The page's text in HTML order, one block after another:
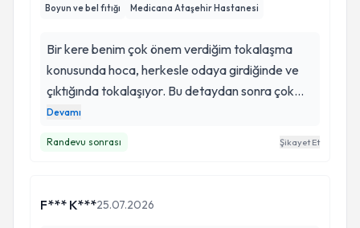
Boyun ve bel fıtığı Medicana Ataşehir Hastanesi
Bir kere benim çok önem verdiğim tokalaşma
konusunda hoca, herkesle odaya girdiğinde ve
çıktığında tokalaşıyor. Bu detaydan sonra çok
açıklayıcı, akılda soru bırakmadan yol alıyor.
Devamı
Randevu sonrası Şikayet Et
F*** K***25.07.2026